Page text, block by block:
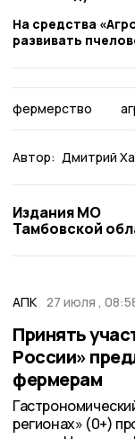
На средства
развивать
фермерство
Автор: Дмитрий
Издания МО
Тамбовской
АПК 27 июля ,
Принять
России»
фермерам
регионах» (0+)